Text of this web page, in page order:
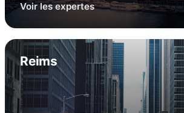
Voir les expertes
Reims